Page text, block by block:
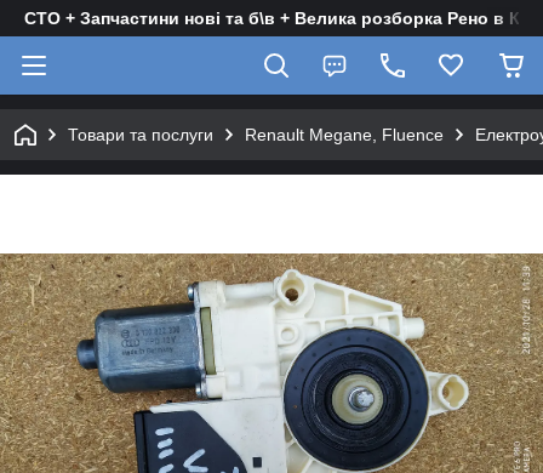
СТО + Запчастини нові та б\в + Велика розборка Рено в
Товари та послуги Renault Megane, Fluence